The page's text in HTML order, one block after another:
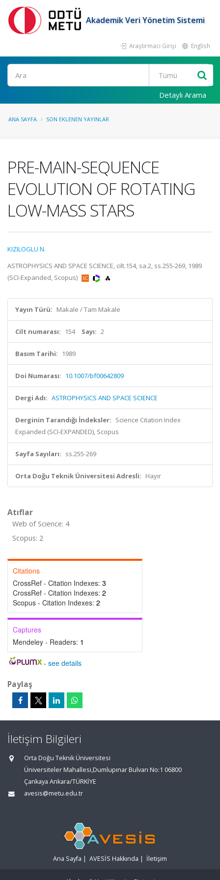
Akademik Veri Yönetim Sistemi
Araştırmacı Girişi English
Ara
Detaylı Arama
ANA SAYFA SON EKLENEN YAYINLAR
PRE-MAIN-SEQUENCE
EVOLUTION OF ROTATING
LOW-MASS STARS
KIZILOGLU N.
ASTROPHYSICS AND SPACE SCIENCE, cilt.154, sa.2, ss.255-269, 1989
(SCI-Expanded, Scopus)
Yayın Türü: Makale / Tam Makale
Cilt numarası: 154 Sayı: 2
Basım Tarihi: 1989
Doi Numarası: 10.1007/bf00642809
Dergi Adı: ASTROPHYSICS AND SPACE SCIENCE
Derginin Tarandığı İndeksler: Science Citation Index
Expanded (SCI-EXPANDED), Scopus
Sayfa Sayıları: ss.255-269
Orta Doğu Teknik Üniversitesi Adresli: Hayır
Atıflar
Web of Science: 4
Scopus: 2
Citations
CrossRef - Citation Indexes: 3
CrossRef - Citation Indexes: 2
Scopus - Citation Indexes: 2
Captures
Mendeley - Readers: 1
- see details
Paylaş
İletişim Bilgileri
Orta Doğu Teknik Üniversitesi
Üniversiteler Mahallesi,Dumlupınar Bulvarı No:1 06800
Çankaya Ankara/TÜRKİYE
avesis@metu.edu.tr
Ana Sayfa | AVESİS Hakkında | İletişim